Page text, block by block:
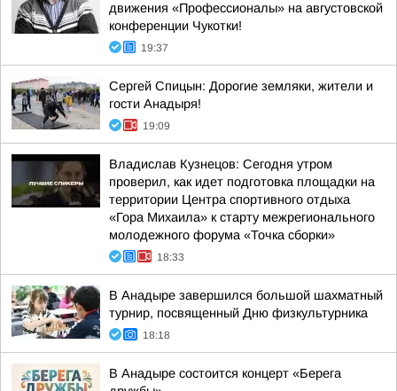
движения «Профессионалы» на августовской
конференции Чукотки!
19:37
Сергей Спицын: Дорогие земляки, жители и
гости Анадыря!
19:09
Владислав Кузнецов: Сегодня утром
проверил, как идет подготовка площадки на
территории Центра спортивного отдыха
«Гора Михаила» к старту межрегионального
молодежного форума «Точка сборки»
18:33
В Анадыре завершился большой шахматный
турнир, посвященный Дню физкультурника
18:18
В Анадыре состоится концерт «Берега